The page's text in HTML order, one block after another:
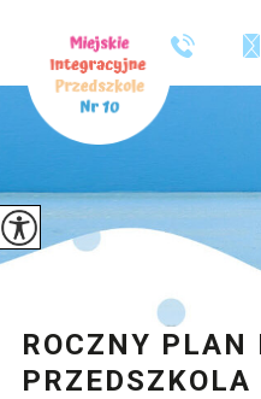
ROCZNY PLAN
PRZEDSZKOLA